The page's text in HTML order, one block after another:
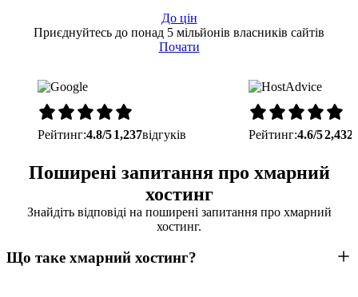
До цін
Приєднуйтесь до понад 5 мільйонів власників сайтів
Почати
Рейтинг:4.8/51,237відгуків Рейтинг:4.6/52,432
Поширені запитання про хмарний
хостинг
Знайдіть відповіді на поширені запитання про хмарний
хостинг.
Що таке хмарний хостинг?